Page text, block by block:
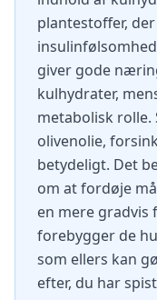
plantestoffer,
giver gode
kulhydrater,
metabolisk rolle.
olivenolie,
betydeligt. Det
om at fordøje
en mere gradvis
forebygger de
som ellers kan
efter, du har